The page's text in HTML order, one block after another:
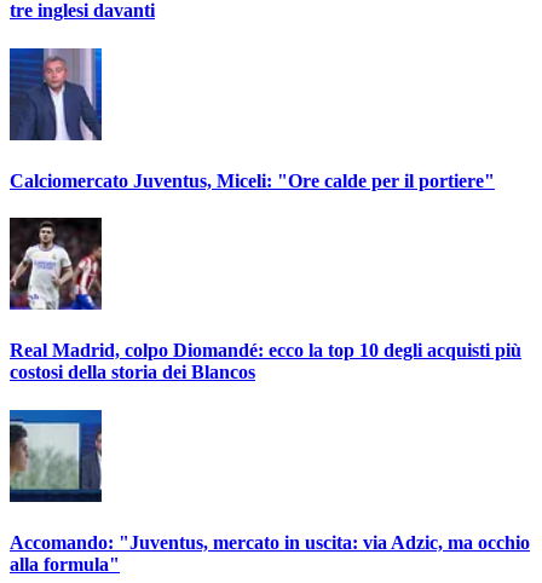
tre inglesi davanti
Calciomercato Juventus, Miceli: "Ore calde per il portiere"
Real Madrid, colpo Diomandé: ecco la top 10 degli acquisti più
costosi della storia dei Blancos
Accomando: "Juventus, mercato in uscita: via Adzic, ma occhio
alla formula"